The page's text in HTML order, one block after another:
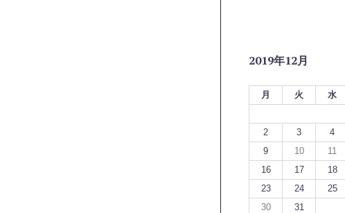
2019年12月
月 火 水
2
3 4
9
10 11
16
17 18
23
24 25
30
31